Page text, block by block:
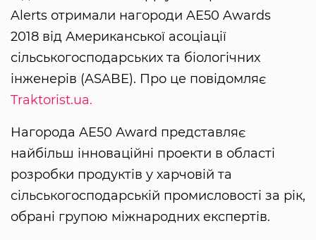
Alerts отримали нагороди AE50 Awards
2018 від Американської асоціації
сільськогосподарських та біологічних
інженерів (ASABE). Про це повідомляє
Traktorist.ua.
Нагорода AE50 Аward представляє
найбільш інноваційні проекти в області
розробки продуктів у харчовій та
сільськогосподарській промисловості за рік,
обрані групою міжнародних експертів.